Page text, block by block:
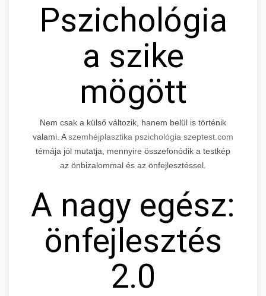
Pszichológia
a szike
mögött
Nem csak a külső változik, hanem belül is történik
valami. Aszemhéjplasztika pszichológia szeptest.com
témája jól mutatja, mennyire összefonódik a testkép
az önbizalommal és az önfejlesztéssel.
A nagy egész:
önfejlesztés
2.0